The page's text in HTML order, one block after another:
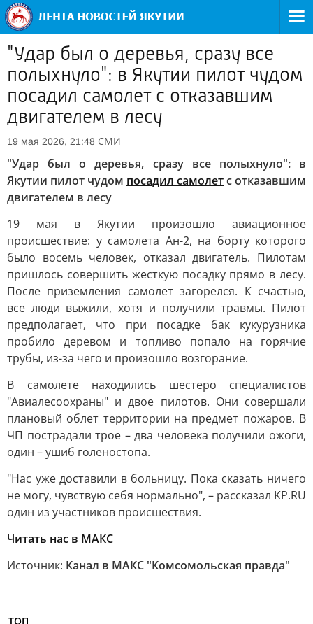
"Удар был о деревья, сразу все
полыхнуло": в Якутии пилот чудом
посадил самолет с отказавшим
двигателем в лесу
19 мая 2026, 21:48 СМИ
"Удар был о деревья, сразу все полыхнуло": в
Якутии пилот чудом посадил самолетс отказавшим
двигателем в лесу
19 мая в Якутии произошло авиационное
происшествие: у самолета Ан-2, на борту которого
было восемь человек, отказал двигатель. Пилотам
пришлось совершить жесткую посадку прямо в лесу.
После приземления самолет загорелся. К счастью,
все люди выжили, хотя и получили травмы. Пилот
предполагает, что при посадке бак кукурузника
пробило деревом и топливо попало на горячие
трубы, из-за чего и произошло возгорание.
В самолете находились шестеро специалистов
"Авиалесоохраны" и двое пилотов. Они совершали
плановый облет территории на предмет пожаров. В
ЧП пострадали трое – два человека получили ожоги,
один – ушиб голеностопа.
"Нас уже доставили в больницу. Пока сказать ничего
не могу, чувствую себя нормально", – рассказал KP.RU
один из участников происшествия.
Читать нас в MAКС
Источник: Канал в МАКС "Комсомольская правда"
ТОП